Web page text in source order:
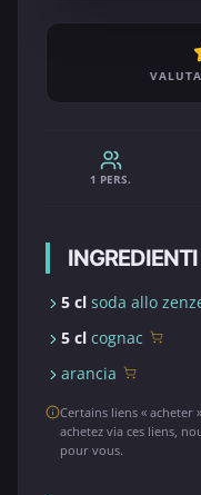
1 PERS.
INGREDIENTI
5 cl soda allo
5 cl cognac
arancia
Certains liens « acheter
achetez via ces liens,
pour vous.